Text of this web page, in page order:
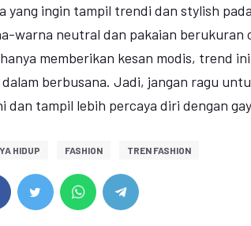
yang ingin tampil trendi dan stylish
warna neutral dan pakaian berukuran
memberikan kesan modis, trend
dalam berbusana. Jadi, jangan ragu
dan tampil lebih percaya diri dengan
HIDUP FASHION TREN FASHION